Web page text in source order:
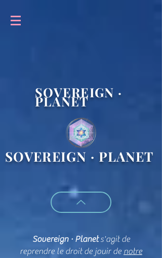
SOVEREIGN ·
PLANET
SOVEREIGN · PLANET
Sovereign · Planets'agit de
reprendre le droit de jouir de notre